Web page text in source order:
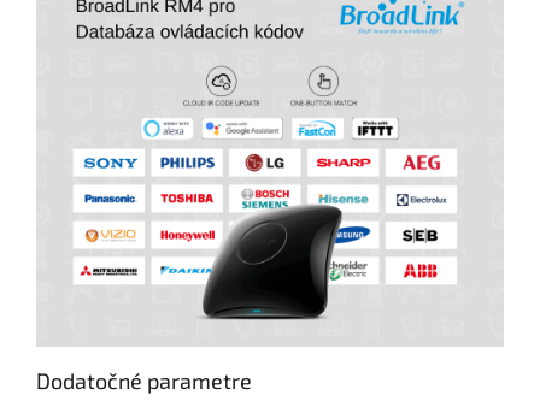
Dodatočné parametre